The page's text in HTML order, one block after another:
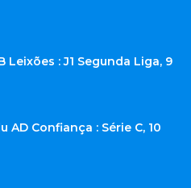
: J1 Segunda Liga, 9
AD Confiança : Série C, 10